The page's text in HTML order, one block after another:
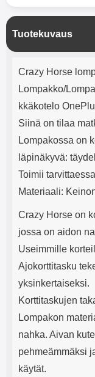
mha Kuunteluaika:
Tuotekuvaus
Tuotekuvaus
Crazy Horse
Lompakko/
kkäkotelo
Siinä on tilaa
Lompakossa on
läpinäkyvä:
Toimii
Materiaali:
Crazy Horse on
jossa on aidon
Useimmille
Ajokorttitasku
yksinkertaiseksi.
Korttitaskujen
Lompakon
nahka. Aivan
pehmeämmäksi
käytät.